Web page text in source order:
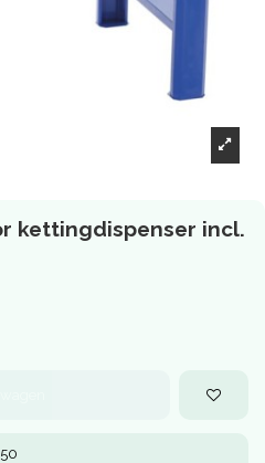
kettingdispenser incl.